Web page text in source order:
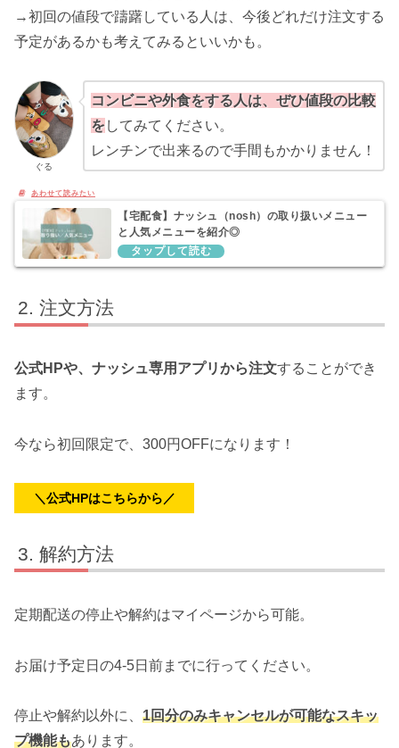
→初回の値段で躊躇している人は、今後どれだけ注文する
予定があるかも考えてみるといいかも。
ぐる
コンビニや外食をする人は、ぜひ値段の比較
を してみてください。
レンチンで出来るので手間もかかりません！
【宅配食】ナッシュ（nosh）の取り扱いメニュー
と人気メニューを紹介◎
注文方法
公式HPや、ナッシュ専用アプリから注文することができ
ます。
今なら初回限定で、300円OFFになります！
＼公式HPはこちらから／
解約方法
定期配送の停止や解約はマイページから可能。
お届け予定日の4-5日前までに行ってください。
停止や解約以外に、 1回分のみキャンセルが可能なスキッ
プ機能もあります。